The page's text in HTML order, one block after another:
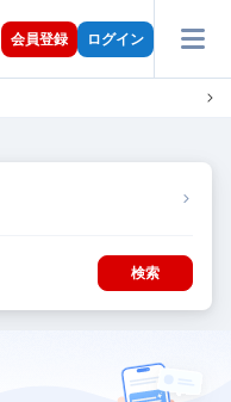
会員登録 ログイン
検索